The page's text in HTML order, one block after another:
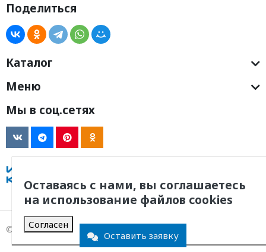
Поделиться
Каталог
Меню
Мы в соц.сетях
© 2011 -2026, ООО Инженерная Компания
Оставаясь с нами, вы соглашаетесь
на использование файлов cookies
Согласен
Оставить заявку